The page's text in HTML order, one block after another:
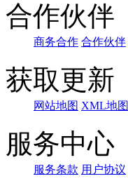
合作伙伴
商务合作 合作伙伴
获取更新
网站地图 XML地图
服务中心
服务条款 用户协议